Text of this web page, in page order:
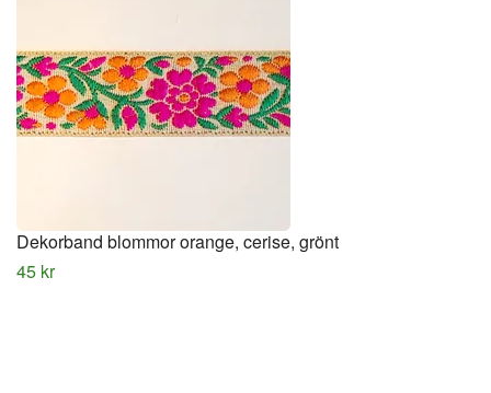
Dekorband blommor orange, cerise, grönt
45 kr